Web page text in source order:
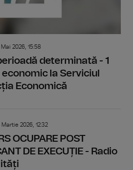
Mai 2026, 15:58
determinată - 1
la Serviciul
Economică
Martie 2026, 12:32
OCUPARE POST
DE EXECUȚIE - Radio